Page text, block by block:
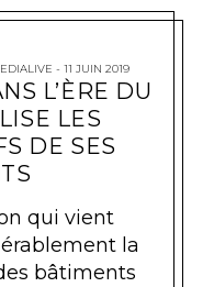
11 JUIN 2019
L’ÈRE DU
LES
DE SES
qui vient
la
bâtiments